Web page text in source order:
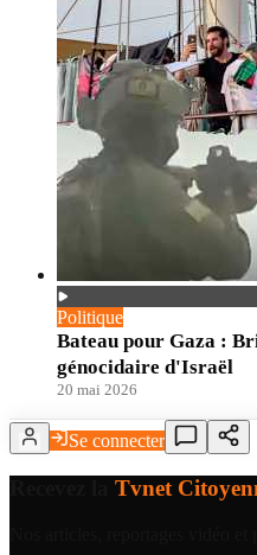
Politique
Bateau pour Gaza :
génocidaire d'Israël
20 mai 2026
Se connecter
Tvnet